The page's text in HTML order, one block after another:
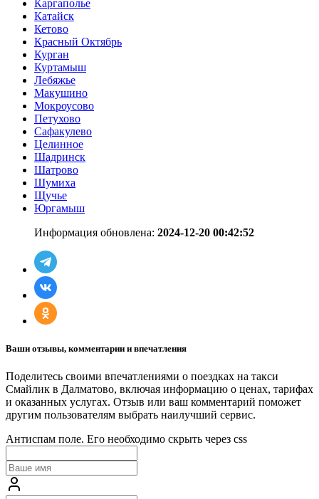
Каргаполье
Катайск
Кетово
Красный Октябрь
Курган
Куртамыш
Лебяжье
Макушино
Мокроусово
Петухово
Сафакулево
Целинное
Шадринск
Шатрово
Шумиха
Щучье
Юргамыш
Информация обновлена: 2024-12-20 00:42:52
Ваши отзывы, комментарии и впечатления
Поделитесь своими впечатлениями о поездках на такси
Смайлик в Далматово, включая информацию о ценах, тарифах
и оказанных услугах. Отзыв или ваш комментарий поможет
другим пользователям выбрать наилучший сервис.
Антиспам поле. Его необходимо скрыть через css